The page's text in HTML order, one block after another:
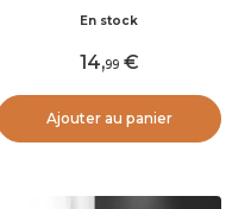
En stock
14,99
Ajouter au panier